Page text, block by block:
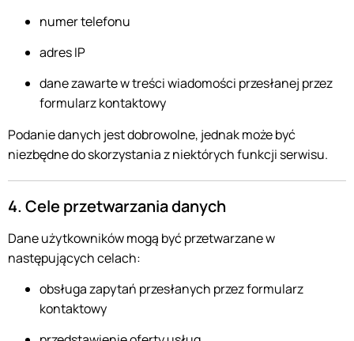
numer telefonu
adres IP
dane zawarte w treści wiadomości przesłanej przez
formularz kontaktowy
Podanie danych jest dobrowolne, jednak może być
niezbędne do skorzystania z niektórych funkcji serwisu.
4. Cele przetwarzania danych
Dane użytkowników mogą być przetwarzane w
następujących celach:
obsługa zapytań przesłanych przez formularz
kontaktowy